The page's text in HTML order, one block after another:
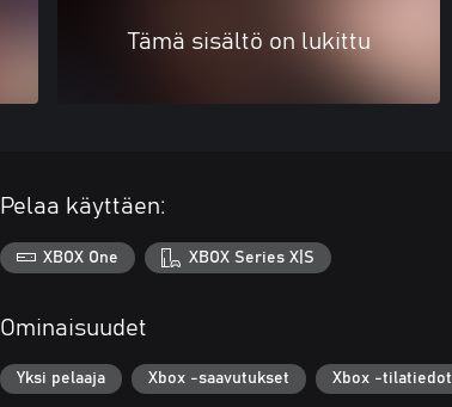
Tämä sisältö on lukittu
Pelaa käyttäen:
XBOX One XBOX Series X|S
Ominaisuudet
Yksi pelaaja Xbox -saavutukset Xbox -tilatiedot